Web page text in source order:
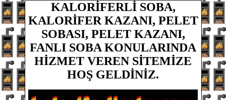
KALORİFERLİ SOBA,
KALORİFER KAZANI, PELET
SOBASI, PELET KAZANI,
FANLI SOBA KONULARINDA
HİZMET VEREN SİTEMİZE
HOŞ GELDİNİZ.